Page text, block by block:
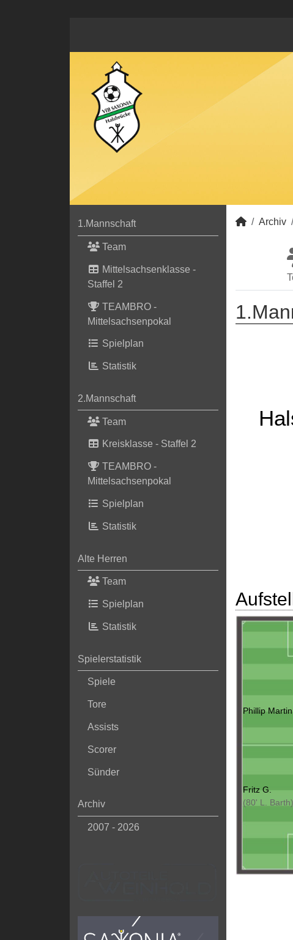
1.Mannschaft
Team
Mittelsachsenklasse -
Staffel 2
TEAMBRO -
Mittelsachsenpokal
Spielplan
Statistik
2.Mannschaft
Team
Kreisklasse - Staffel 2
TEAMBRO -
Mittelsachsenpokal
Spielplan
Statistik
Alte Herren
Team
Spielplan
Statistik
Spielerstatistik
Spiele
Tore
Assists
Scorer
Sünder
Archiv
2007 - 2026
Archiv
Phillip
Fritz G.
(80' L. Barth)